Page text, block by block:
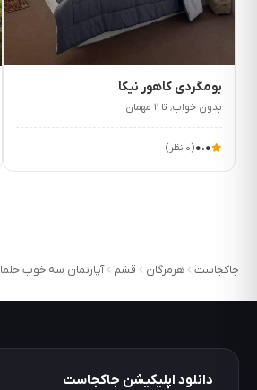
بومگردی کاهور نیکا
بدون خواب٬ تا ۲ مهمان
۰.۰(۰ نظر)
جاکجاست هرمزگان قشم آپارتمان سه خوب حلما
دانلود اپلیکیشن جاکجاست